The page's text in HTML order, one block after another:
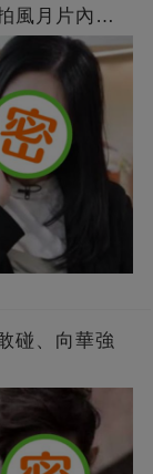
風月片內
碰、向華強